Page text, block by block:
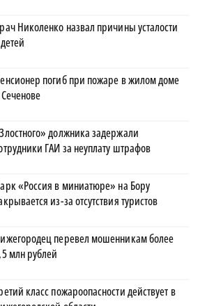
Николенко назвал причины усталости
погиб при пожаре в жилом доме
должника задержали
ГАИ за неуплату штрафов
«Россия в миниатюре» на Бору
из-за отсутствия туристов
перевел мошенникам более
млн рублей
класс пожароопасности действует в